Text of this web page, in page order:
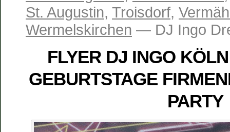
St. Augustin, Troisdorf,
Wermelskirchen — DJ Ingo
FLYER DJ INGO
GEBURTSTAGE
PARTY